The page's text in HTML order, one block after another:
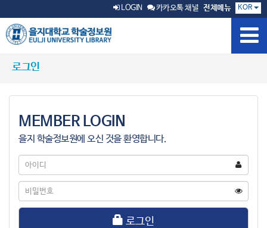
LOGIN 카카오톡 채널 전체메뉴 KOR
로그인
MEMBER LOGIN
을지 학술정보원에 오신 것을 환영합니다.
아
디
비
번
로그인